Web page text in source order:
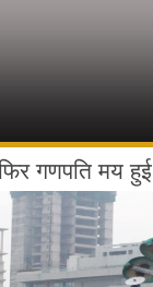
गणपति मय हुई